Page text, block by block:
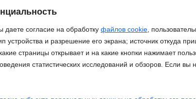
даете согласие на обработку файлов cookie ,
устройства и разрешение его экрана; источник откуда
страницы открывает и на какие кнопки нажимает
статистических исследований и обзоров. Если